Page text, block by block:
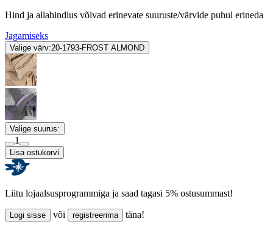
Hind ja allahindlus võivad erinevate suuruste/värvide puhul erineda
Jagamiseks
Valige värv:20-1793-FROST ALMOND
Valige suurus:
1
Lisa ostukorvi
Liitu lojaalsusprogrammiga ja saad tagasi 5% ostusummast!
Logi sisse või registreerima täna!